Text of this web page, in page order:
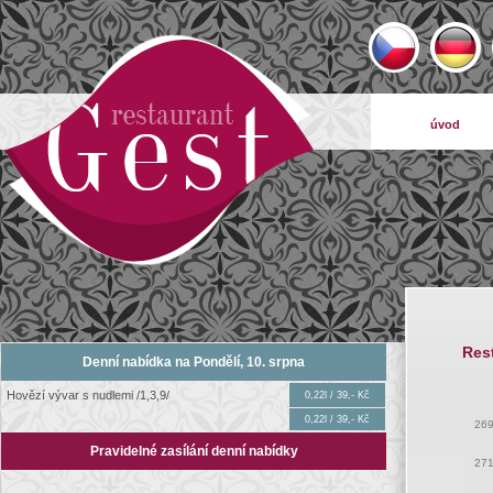
úvod
269
271
Denní nabídka na Pondělí, 10. srpna
Hovězí vývar s nudlemi /1,3,9/ 0,22l / 39,- Kč
0,22l / 39,- Kč
Pravidelné zasílání denní nabídky